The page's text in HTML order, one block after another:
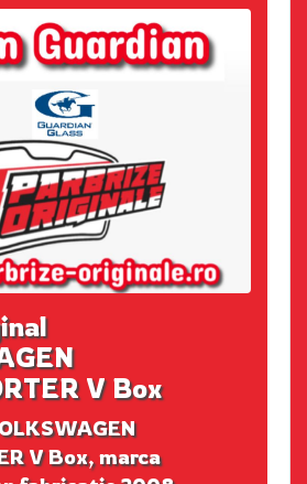
V Box
V Box, marca